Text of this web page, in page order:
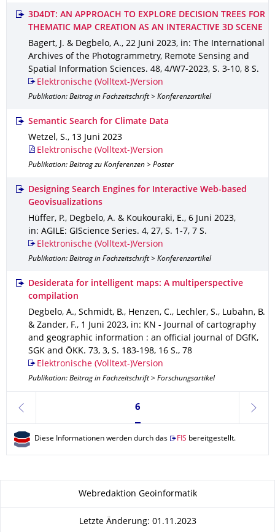
3D4DT: AN APPROACH TO EXPLORE DECISION TREES FOR
THEMATIC MAP CREATION AS AN INTERACTIVE 3D SCENE
Bagert, J. & Degbelo, A., 22 Juni 2023, in: The International
Archives of the Photogrammetry, Remote Sensing and
Spatial Information Sciences. 48, 4/W7-2023, S. 3-10, 8 S.
Elektronische (Volltext-)Version
Publikation: Beitrag in Fachzeitschrift > Konferenzartikel
Semantic Search for Climate Data
Wetzel, S., 13 Juni 2023
Elektronische (Volltext-)Version
Publikation: Beitrag zu Konferenzen > Poster
Designing Search Engines for Interactive Web-based
Geovisualizations
Hüffer, P., Degbelo, A. & Koukouraki, E., 6 Juni 2023,
in: AGILE: GIScience Series. 4, 27, S. 1-7, 7 S.
Elektronische (Volltext-)Version
Publikation: Beitrag in Fachzeitschrift > Konferenzartikel
Desiderata for intelligent maps: A multiperspective
compilation
Degbelo, A., Schmidt, B., Henzen, C., Lechler, S., Lubahn, B.
& Zander, F., 1 Juni 2023, in: KN - Journal of cartography
and geographic information : an official journal of DGfK,
SGK and ÖKK. 73, 3, S. 183-198, 16 S., 78
Elektronische (Volltext-)Version
Publikation: Beitrag in Fachzeitschrift > Forschungsartikel
zurück
Seite 6, aktuell ausgewählt
6
weiter
Diese Informationen werden durch das FIS bereitgestellt.
Zu dieser SeiteWebredaktion Geoinformatik
Letzte Änderung: 01.11.2023